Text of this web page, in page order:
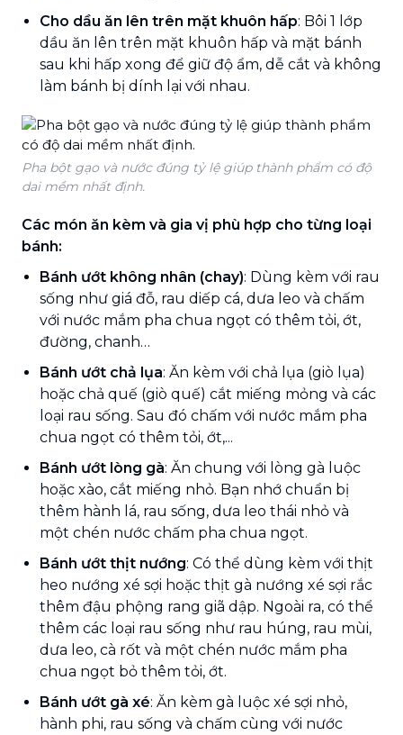
Cho dầu ăn lên trên mặt khuôn hấp: Bôi 1 lớp
dầu ăn lên trên mặt khuôn hấp và mặt bánh
sau khi hấp xong để giữ độ ẩm, dễ cắt và không
làm bánh bị dính lại với nhau.
Pha bột gạo và nước đúng tỷ lệ giúp thành phẩm có độ
dai mềm nhất định.
Các món ăn kèm và gia vị phù hợp cho từng loại
bánh:
Bánh ướt không nhân (chay): Dùng kèm với rau
sống như giá đỗ, rau diếp cá, dưa leo và chấm
với nước mắm pha chua ngọt có thêm tỏi, ớt,
đường, chanh…
Bánh ướt chả lụa: Ăn kèm với chả lụa (giò lụa)
hoặc chả quế (giò quế) cắt miếng mỏng và các
loại rau sống. Sau đó chấm với nước mắm pha
chua ngọt có thêm tỏi, ớt,...
Bánh ướt lòng gà: Ăn chung với lòng gà luộc
hoặc xào, cắt miếng nhỏ. Bạn nhớ chuẩn bị
thêm hành lá, rau sống, dưa leo thái nhỏ và
một chén nước chấm pha chua ngọt.
Bánh ướt thịt nướng: Có thể dùng kèm với thịt
heo nướng xé sợi hoặc thịt gà nướng xé sợi rắc
thêm đậu phộng rang giã dập. Ngoài ra, có thể
thêm các loại rau sống như rau húng, rau mùi,
dưa leo, cà rốt và một chén nước mắm pha
chua ngọt bỏ thêm tỏi, ớt.
Bánh ướt gà xé: Ăn kèm gà luộc xé sợi nhỏ,
hành phi, rau sống và chấm cùng với nước